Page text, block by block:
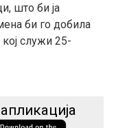
што би ја
би го добила
служи 25-